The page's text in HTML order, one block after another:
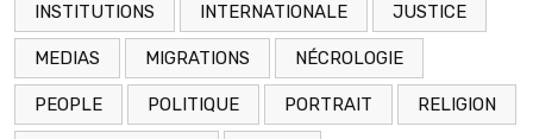
INSTITUTIONS INTERNATIONALE JUSTICE
MEDIAS MIGRATIONS NÉCROLOGIE
PEOPLE POLITIQUE PORTRAIT RELIGION